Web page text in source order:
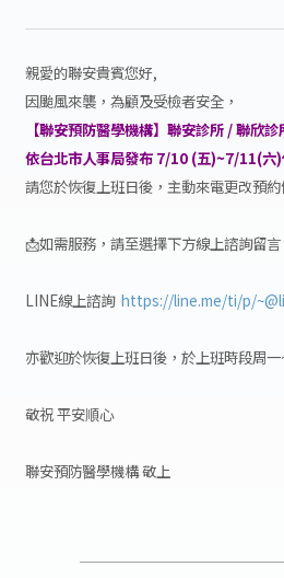
親愛的聯安貴賓您好,
因颱風來襲，為顧及受檢者安全，
【聯安預防醫學機構】聯安診所 / 聯欣
依台北市人事局發布 7/10 (五)~7/11(六)
請您於恢復上班日後，主動來電更改預
📩如需服務，請至選擇下方線上諮詢留
LINE線上諮詢https://line.me/ti/p/
亦歡迎於恢復上班日後，於上班時段周
敬祝 平安順心
聯安預防醫學機構 敬上